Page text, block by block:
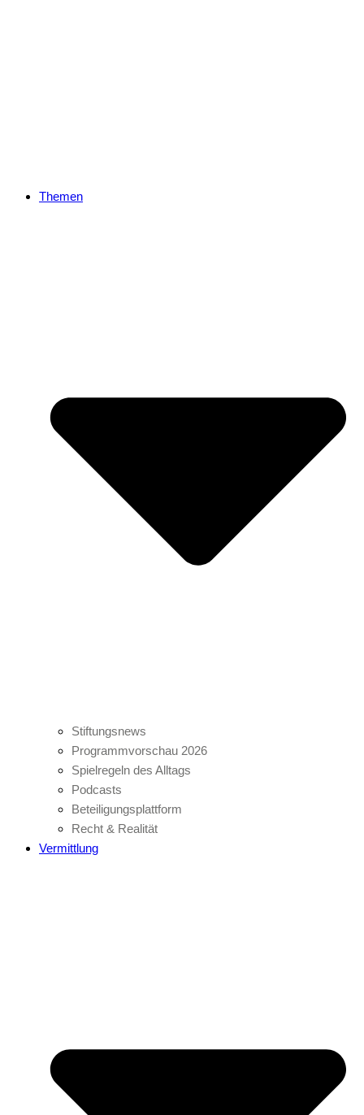
Themen
Stiftungsnews
Programmvorschau 2026
Spielregeln des Alltags
Podcasts
Beteiligungsplattform
Recht & Realität
Vermittlung